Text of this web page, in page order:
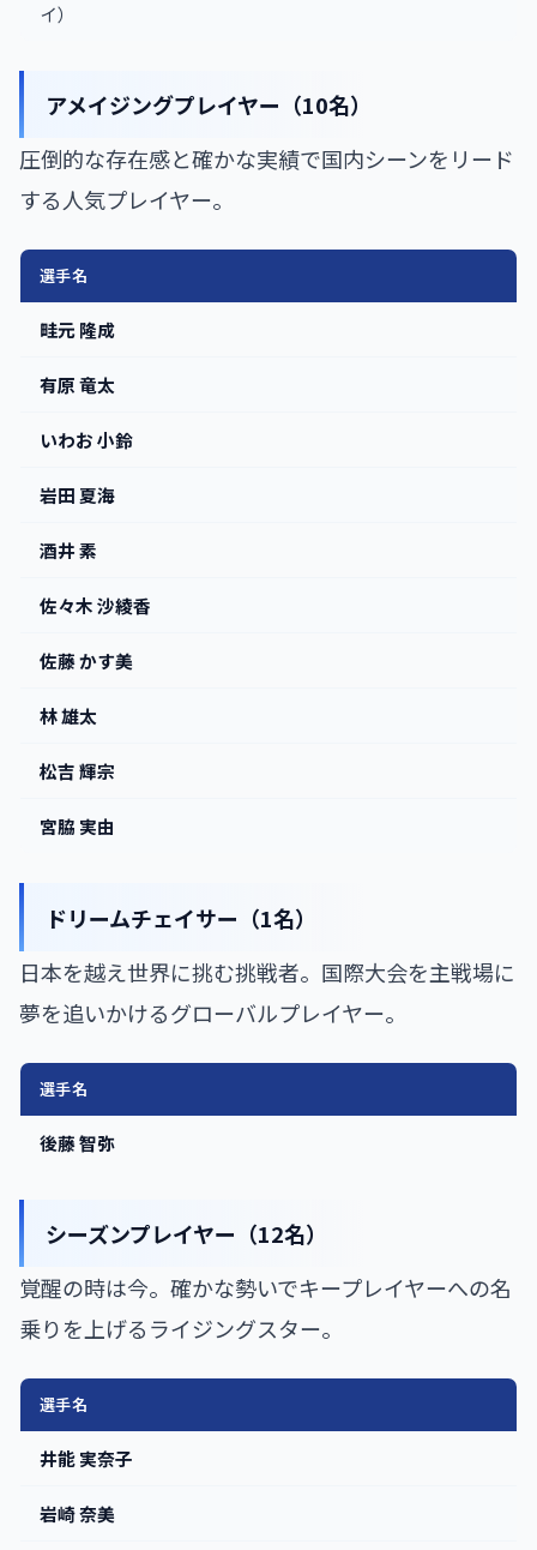
イ）
アメイジングプレイヤー（10名）
圧倒的な存在感と確かな実績で国内シーンをリード
する人気プレイヤー。
選手名
畦元 隆成
有原 竜太
いわお 小鈴
岩田 夏海
酒井 素
佐々木 沙綾香
佐藤 かす美
林 雄太
松吉 輝宗
宮脇 実由
ドリームチェイサー（1名）
日本を越え世界に挑む挑戦者。国際大会を主戦場に
夢を追いかけるグローバルプレイヤー。
選手名
後藤 智弥
シーズンプレイヤー（12名）
覚醒の時は今。確かな勢いでキープレイヤーへの名
乗りを上げるライジングスター。
選手名
井能 実奈子
岩崎 奈美